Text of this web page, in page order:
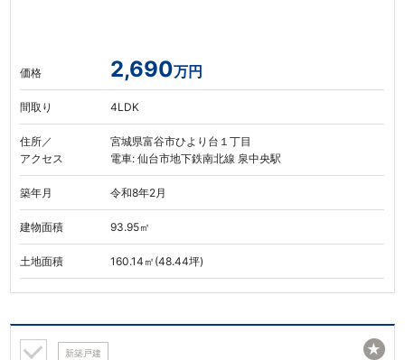
価格 2,690万円
間取り 4LDK
住所／
アクセス
宮城県富谷市ひより台１丁目
電車: 仙台市地下鉄南北線 泉中央駅
築年月 令和8年2月
建物面積 93.95㎡
土地面積 160.14㎡(48.44坪)
新築戸建 ★